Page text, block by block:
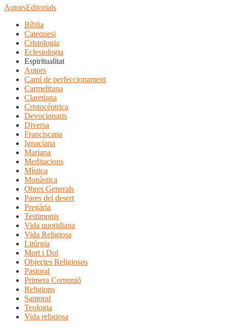
AutorsEditorials
Bíblia
Catequesi
Cristologia
Eclesiologia
Espiritualitat
Autors
Camí de perfeccionament
Carmelitana
Claretiana
Cristocéntrica
Devocionaris
Diversa
Franciscana
Ignaciana
Mariana
Meditacions
Mística
Monàstica
Obres Generals
Pares del desert
Pregària
Testimonis
Vida quotidiana
Vida Religiosa
Litúrgia
Mort i Dol
Objectes Religiosos
Pastoral
Primera Comunió
Religions
Santoral
Teologia
Vida religiosa